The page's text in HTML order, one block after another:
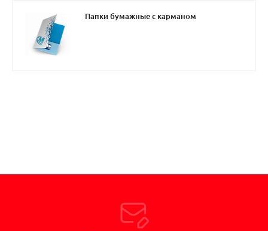
Папки бумажные с карманом